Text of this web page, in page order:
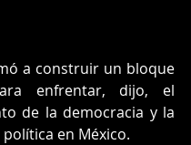
a construir un bloque
enfrentar, dijo, el
de la democracia y la
en México.